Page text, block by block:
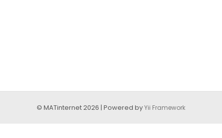
© MATinternet 2026 | Powered byYii Framework